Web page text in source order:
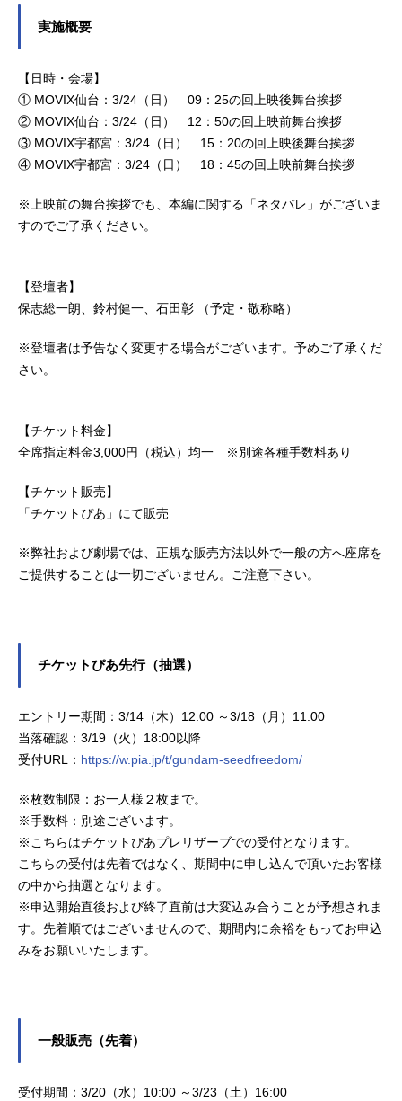
実施概要
【日時・会場】
① MOVIX仙台：3/24（日） 09：25の回上映後舞台挨拶
② MOVIX仙台：3/24（日） 12：50の回上映前舞台挨拶
③ MOVIX宇都宮：3/24（日） 15：20の回上映後舞台挨拶
④ MOVIX宇都宮：3/24（日） 18：45の回上映前舞台挨拶
※上映前の舞台挨拶でも、本編に関する「ネタバレ」がございま
すのでご了承ください。
【登壇者】
保志総一朗、鈴村健一、石田彰 （予定・敬称略）
※登壇者は予告なく変更する場合がございます。予めご了承くだ
さい。
【チケット料金】
全席指定料金3,000円（税込）均一 ※別途各種手数料あり
【チケット販売】
「チケットぴあ」にて販売
※弊社および劇場では、正規な販売方法以外で一般の方へ座席を
ご提供することは一切ございません。ご注意下さい。
チケットぴあ先行（抽選）
エントリー期間：3/14（木）12:00 ～3/18（月）11:00
当落確認：3/19（火）18:00以降
受付URL： https://w.pia.jp/t/gundam-seedfreedom/
※枚数制限：お一人様２枚まで。
※手数料：別途ございます。
※こちらはチケットぴあプレリザーブでの受付となります。
こちらの受付は先着ではなく、期間中に申し込んで頂いたお客様
の中から抽選となります。
※申込開始直後および終了直前は大変込み合うことが予想されま
す。先着順ではございませんので、期間内に余裕をもってお申込
みをお願いいたします。
一般販売（先着）
受付期間：3/20（水）10:00 ～3/23（土）16:00